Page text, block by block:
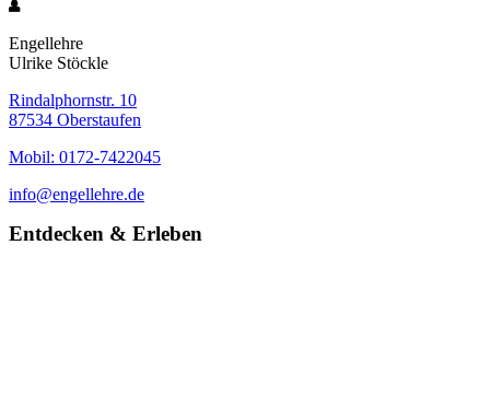
Engellehre
Ulrike Stöckle
Rindalphornstr. 10
87534 Oberstaufen
Mobil: 0172-7422045
info@engellehre.de
Entdecken & Erleben